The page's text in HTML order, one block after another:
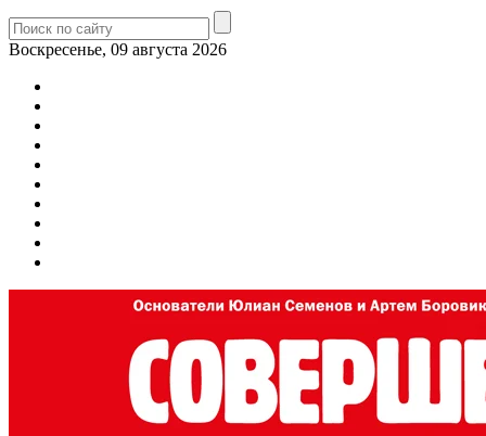
Воскресенье, 09 августа 2026